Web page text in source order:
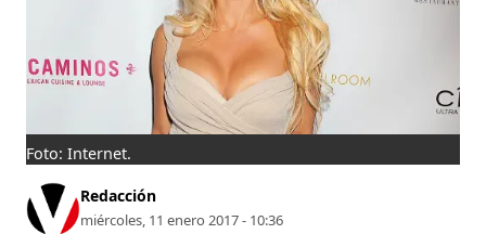
Foto: Internet.
Redacción
miércoles, 11 enero 2017 - 10:36